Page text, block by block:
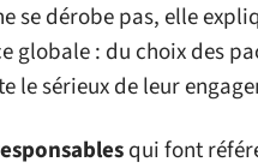
se dérobe pas, elle
globale : du choix des
le sérieux de leur
qui font